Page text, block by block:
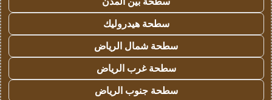
سطحة هيدروليك
سطحة شمال الرياض
سطحة غرب الرياض
سطحة جنوب الرياض